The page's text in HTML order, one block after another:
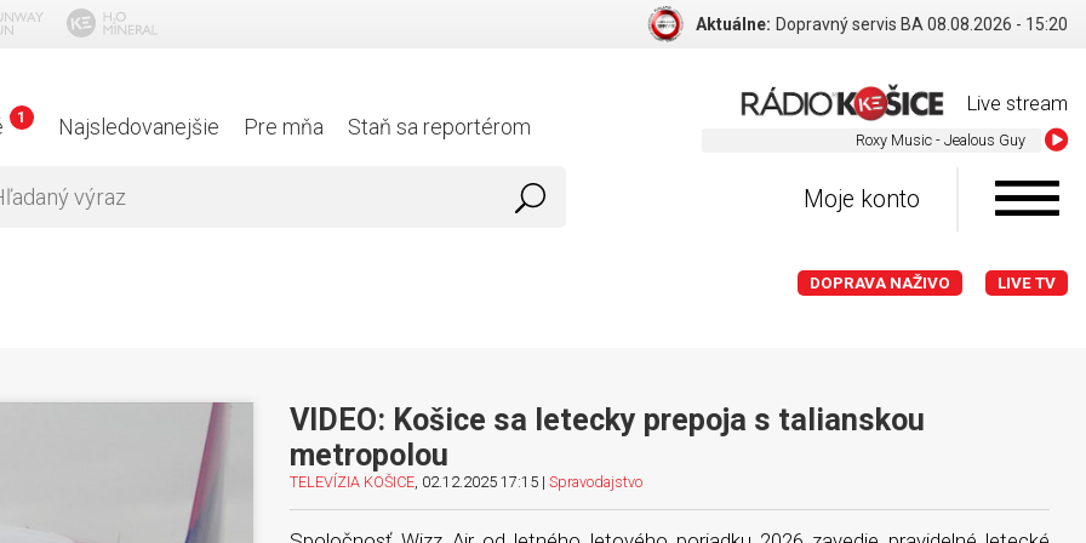
Aktuálne: Dopravný servis BA 08.08.2026 - 15:20
Live stream
Roxy Music - Jealous Guy
1 Najsledovanejšie Pre mňa Staň sa reportérom
Moje konto
DOPRAVA NAŽIVO LIVE TV
VIDEO: Košice sa letecky prepoja s talianskou
metropolou
TELEVÍZIA KOŠICE, 02.12.2025 17:15 | Spravodajstvo